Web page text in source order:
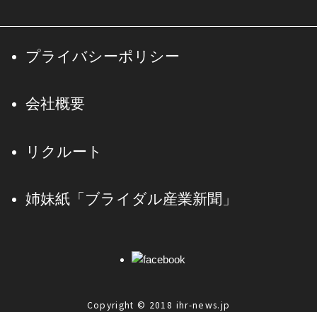
プライバシーポリシー
会社概要
リクルート
姉妹紙「ブライダル産業新聞」
Copyright © 2018 ihr-news.jp